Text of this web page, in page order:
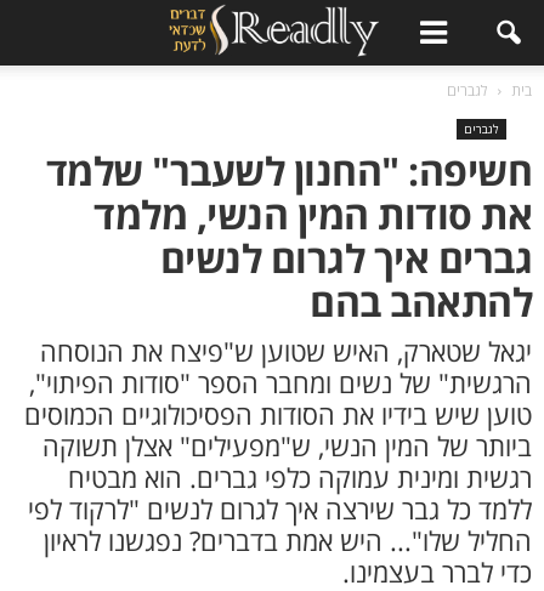
בית לגברים
לגברים
חשיפה: "החנון לשעבר" שלמד
את סודות המין הנשי, מלמד
גברים איך לגרום לנשים
להתאהב בהם
יגאל שטארק, האיש שטוען ש"פיצח את הנוסחה
הרגשית" של נשים ומחבר הספר "סודות הפיתוי",
טוען שיש בידיו את הסודות הפסיכולוגיים הכמוסים
ביותר של המין הנשי, ש"מפעילים" אצלן תשוקה
רגשית ומינית עמוקה כלפי גברים. הוא מבטיח
ללמד כל גבר שירצה איך לגרום לנשים "לרקוד לפי
החליל שלו"... היש אמת בדברים? נפגשנו לראיון
כדי לברר בעצמינו.